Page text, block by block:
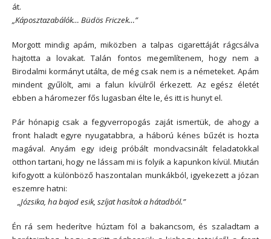
át.
„Káposztazabálók… Büdös Friczek…”
Morgott mindig apám, miközben a talpas cigarettáját rágcsálva
hajtotta a lovakat. Talán fontos megemlítenem, hogy nem a
Birodalmi kormányt utálta, de még csak nem is a németeket. Apám
mindent gyűlölt, ami a falun kívülről érkezett. Az egész életét
ebben a háromezer fős lugasban élte le, és itt is hunyt el.
Pár hónapig csak a fegyverropogás zaját ismertük, de ahogy a
front haladt egyre nyugatabbra, a háború kénes bűzét is hozta
magával. Anyám egy ideig próbált mondvacsinált feladatokkal
otthon tartani, hogy ne lássam mi is folyik a kapunkon kívül. Miután
kifogyott a különböző haszontalan munkákból, igyekezett a józan
eszemre hatni:
„Józsika, ha bajod esik, szíjat hasítok a hátadból.”
Én rá sem hederítve húztam föl a bakancsom, és szaladtam a